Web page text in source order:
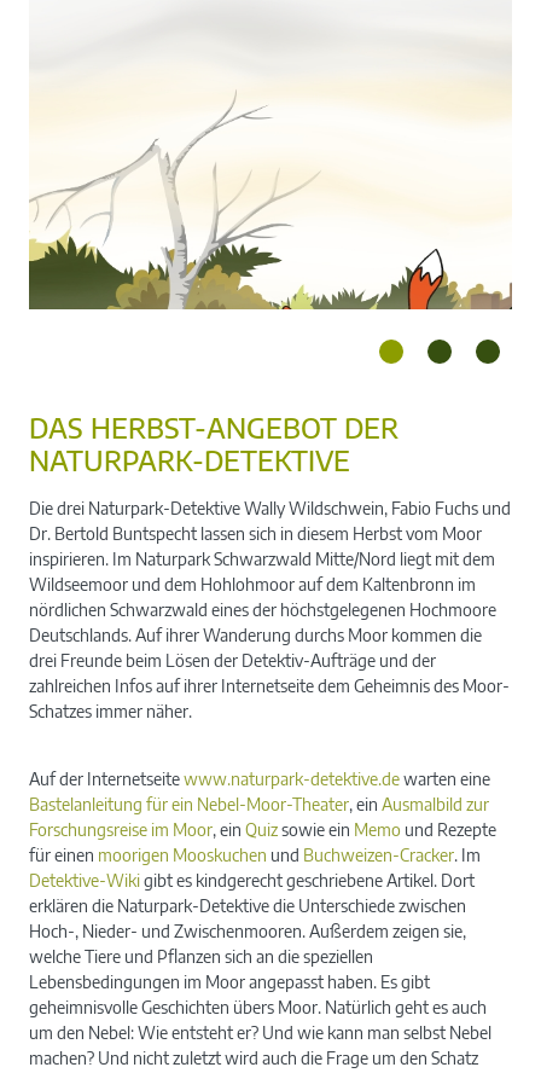
DAS HERBST-ANGEBOT DER
NATURPARK-DETEKTIVE
Die drei Naturpark-Detektive Wally Wildschwein, Fabio Fuchs und
Dr. Bertold Buntspecht lassen sich in diesem Herbst vom Moor
inspirieren. Im Naturpark Schwarzwald Mitte/Nord liegt mit dem
Wildseemoor und dem Hohlohmoor auf dem Kaltenbronn im
nördlichen Schwarzwald eines der höchstgelegenen Hochmoore
Deutschlands. Auf ihrer Wanderung durchs Moor kommen die
drei Freunde beim Lösen der Detektiv-Aufträge und der
zahlreichen Infos auf ihrer Internetseite dem Geheimnis des Moor-
Schatzes immer näher.
Auf der Internetseitewww.naturpark-detektive.dewarten eine
Bastelanleitung für ein Nebel-Moor-Theater, ein Ausmalbild zur
Forschungsreise im Moor, ein Quizsowie ein Memo und Rezepte
für einen moorigen Mooskuchen und Buchweizen-Cracker. Im
Detektive-Wikigibt es kindgerecht geschriebene Artikel. Dort
erklären die Naturpark-Detektive die Unterschiede zwischen
Hoch-, Nieder- und Zwischenmooren. Außerdem zeigen sie,
welche Tiere und Pflanzen sich an die speziellen
Lebensbedingungen im Moor angepasst haben. Es gibt
geheimnisvolle Geschichten übers Moor. Natürlich geht es auch
um den Nebel: Wie entsteht er? Und wie kann man selbst Nebel
machen? Und nicht zuletzt wird auch die Frage um den Schatz